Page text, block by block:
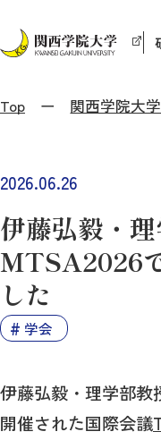
Top 関西学院大
2026.06.26
伊藤弘毅・
MTSA2026
した
学会
伊藤弘毅・理学部教
開催された国際会議